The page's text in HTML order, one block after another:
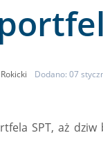
Dodano: 07
SPT, aż